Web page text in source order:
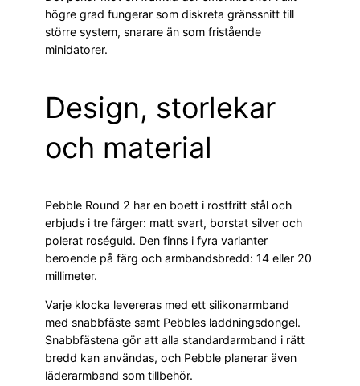
högre grad fungerar som diskreta gränssnitt till
större system, snarare än som fristående
minidatorer.
Design, storlekar
och material
Pebble Round 2 har en boett i rostfritt stål och
erbjuds i tre färger: matt svart, borstat silver och
polerat roséguld. Den finns i fyra varianter
beroende på färg och armbandsbredd: 14 eller 20
millimeter.
Varje klocka levereras med ett silikonarmband
med snabbfäste samt Pebbles laddningsdongel.
Snabbfästena gör att alla standardarmband i rätt
bredd kan användas, och Pebble planerar även
läderarmband som tillbehör.